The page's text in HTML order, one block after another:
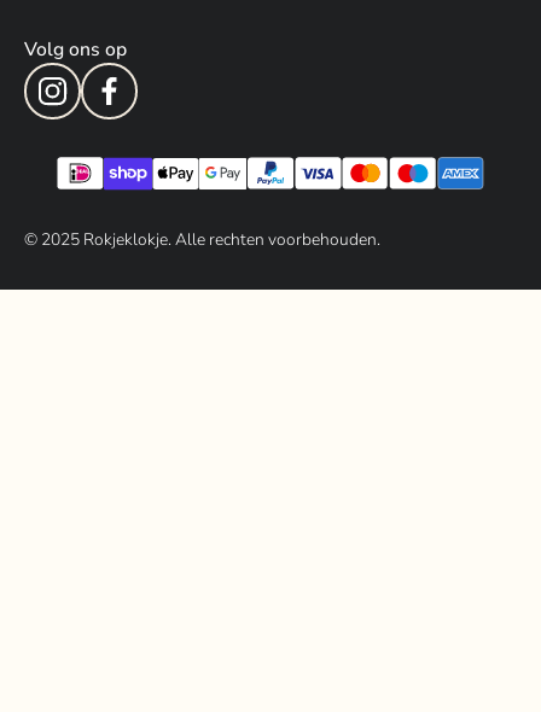
Volg ons op
© 2025Rokjeklokje. Alle rechten voorbehouden.